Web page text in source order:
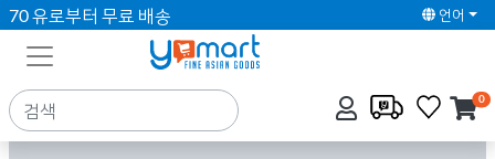
70 유로부터 무료 배송 언어
0